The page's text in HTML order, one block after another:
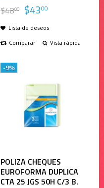
$4800 $4300
Lista de deseos
Comparar
Vista rápida
POLIZA CHEQUES
EUROFORMA DUPLICA
CTA 25 JGS 50H C/3 B.
-9%